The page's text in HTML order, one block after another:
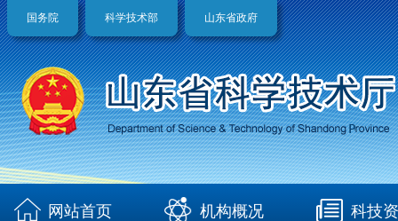
国务院 科学技术部 山东省政府
网站首页 机构概况 科技